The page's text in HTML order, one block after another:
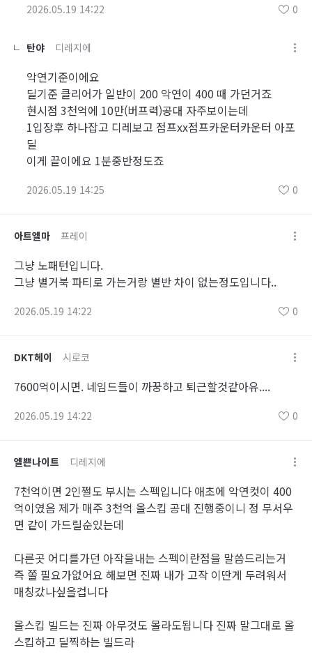
2026.05.19 14:22 0
탄야 디레지에
악연기준이에요
딜기준 클리어가 일반이 200 악연이 400 때 가던거죠
현시점 3천억에 10만(버프력)공대 자주보이는데
1입장후 하나잡고 디레보고 점프xx점프카운터카운터 아포
딜
이게 끝이에요 1분중반정도죠
2026.05.19 14:25 0
아트엘마 프레이
그냥 노패턴입니다.
그냥 별거북 파티로 가는거랑 별반 차이 없는정도입니다..
2026.05.19 14:22 0
DKT헤이 시로코
7600억이시면. 네임드들이 까꿍하고 퇴근할것같아유....
2026.05.19 14:22 0
엘쁜나이트 디레지에
7천억이면 2인쩔도 부시는 스펙입니다 애초에 악연컷이 400
억이였음 제가 매주 3천억 올스킵 공대 진행중이니 정 무서우
면 같이 가드릴순있는데
다른곳 어디를가던 아작을내는 스펙이란점을 말씀드리는거
즉 쫄 필요가없어요 해보면 진짜 내가 고작 이딴게 두려워서
매칭갔나싶을겁니다
올스킵 빌드는 진짜 아무것도 몰라도됩니다 진짜 말그대로 올
스킵하고 딜찍하는 빌드라